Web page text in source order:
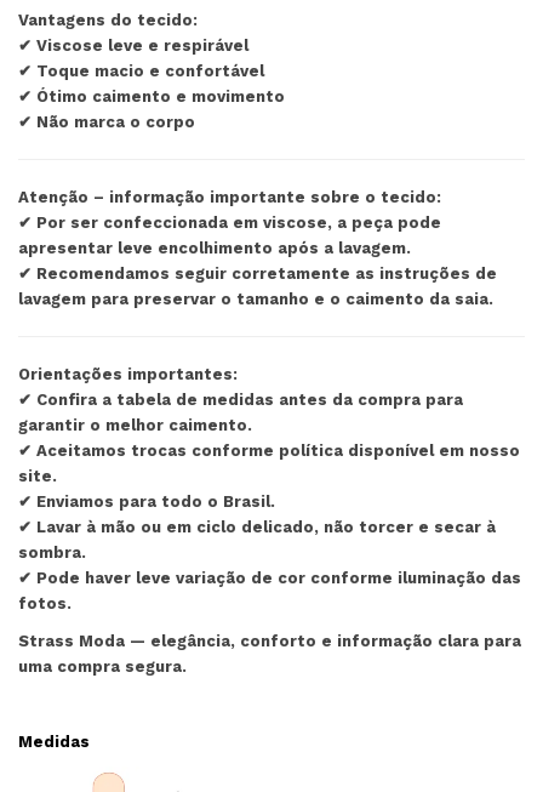
Vantagens do tecido:
✔ Viscose leve e respirável
✔ Toque macio e confortável
✔ Ótimo caimento e movimento
✔ Não marca o corpo
Atenção – informação importante sobre o tecido:
✔ Por ser confeccionada em viscose, a peça pode
apresentar leve encolhimento após a lavagem.
✔ Recomendamos seguir corretamente as instruções de
lavagem para preservar o tamanho e o caimento da saia.
Orientações importantes:
✔ Confira a tabela de medidas antes da compra para
garantir o melhor caimento.
✔ Aceitamos trocas conforme política disponível em nosso
site.
✔ Enviamos para todo o Brasil.
✔ Lavar à mão ou em ciclo delicado, não torcer e secar à
sombra.
✔ Pode haver leve variação de cor conforme iluminação das
fotos.
Strass Moda — elegância, conforto e informação clara para
uma compra segura.
Medidas